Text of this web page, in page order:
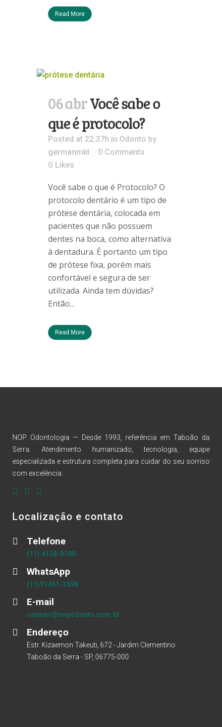
Read More
06 abrVocê sabe o
que é protocolo?
Posted at 22:37h in Odonto by
germanmkt
0 Comments
0 Likes
Você sabe o que é Protocolo? O
protocolo dentário é um tipo de
prótese dentária, colocada em
pacientes que não possuem
dentes na boca, como alternativa
à dentadura. É portanto um tipo
de prótese fixa, porém mais
confortável e segura de ser
utilizada. Ainda tem dúvidas?
Então...
Read More
NOP Odontologia — Desde 1993, referência em Taboão da
Serra. Atendimento humanizado, tecnologia, equipe
especializada e estrutura completa para cuidar do seu sorriso
com excelência.
Localização e contato
Telefone
(11) 4138-9100
WhatsApp
(11)91461-3598
E-mail
contato@nopodonto.com.br
Endereço
Estr. Kizaemon Takeuti, 672 - Jardim Clementino
Taboão da Serra - SP, 06775-000